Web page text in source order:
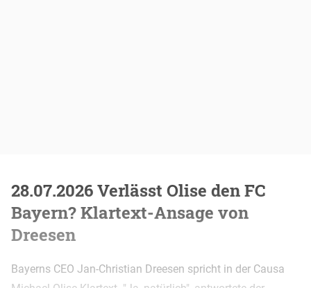
28.07.2026 Verlässt Olise den FC
Bayern? Klartext-Ansage von
Dreesen
Bayerns CEO Jan-Christian Dreesen spricht in der Causa